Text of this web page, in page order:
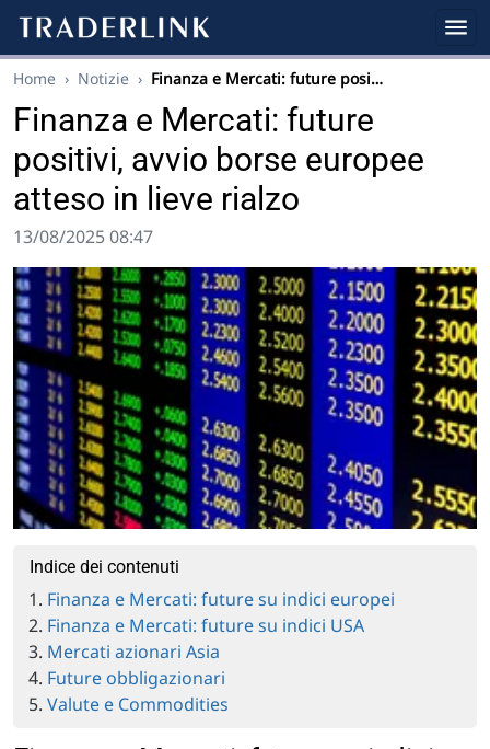
Home › Notizie › Finanza e Mercati: future posi…
Finanza e Mercati: future
positivi, avvio borse europee
atteso in lieve rialzo
13/08/2025 08:47
Indice dei contenuti
Finanza e Mercati: future su indici europei
Finanza e Mercati: future su indici USA
Mercati azionari Asia
Future obbligazionari
Valute e Commodities